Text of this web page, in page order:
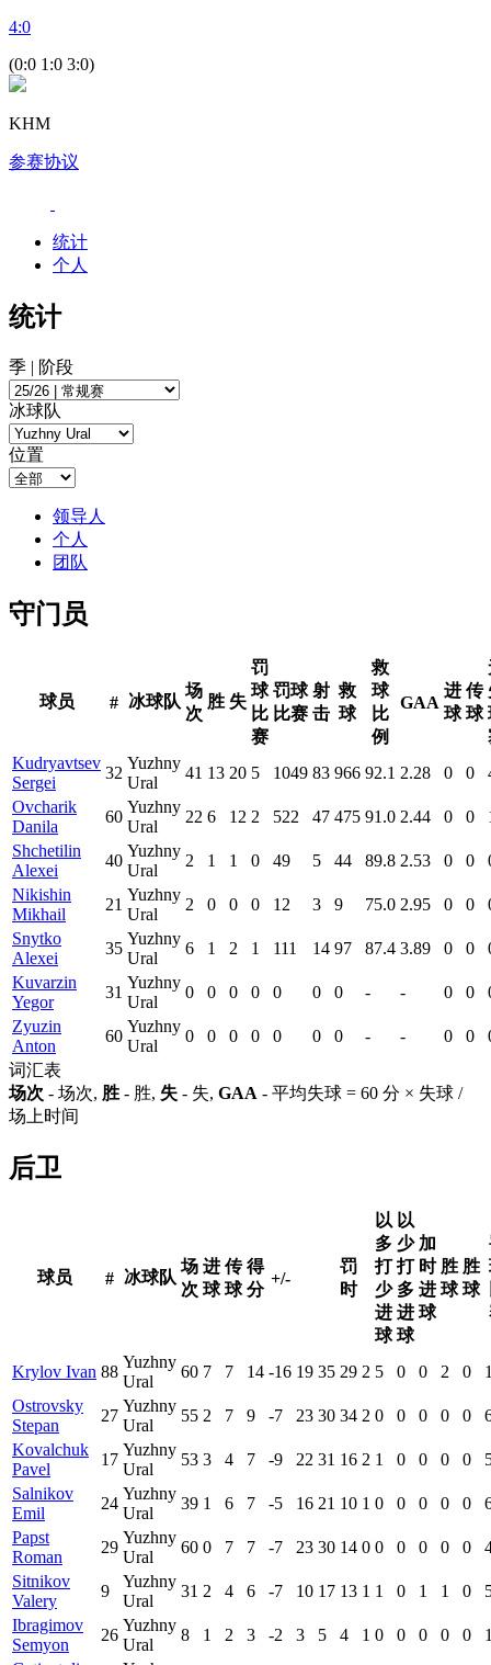
4:0
(0:0 1:0 3:0)
KHM
参赛协议
统计
个人
统计
季 | 阶段
冰球队
位置
领导人
个人
团队
守门员
球员 # 冰球队
场
次
胜 失
罚
球
比
赛
罚球
比赛
射
击
救
球
救
球
比
例
GAA
进
球
传
球
Kudryavtsev
Sergei
32
Yuzhny
Ural
41 13 20 5 1049 83 966 92.1 2.28 0 0
Ovcharik
Danila
60
Yuzhny
Ural
22 6 12 2 522 47 475 91.0 2.44 0 0
Shchetilin
Alexei
40
Yuzhny
Ural
2 1 1 0 49 5 44 89.8 2.53 0 0
Nikishin
Mikhail
21
Yuzhny
Ural
2 0 0 0 12 3 9 75.0 2.95 0 0
Snytko
Alexei
35
Yuzhny
Ural
6 1 2 1 111 14 97 87.4 3.89 0 0
Kuvarzin
Yegor
31
Yuzhny
Ural
0 0 0 0 0 0 0 - - 0 0
Zyuzin
Anton
60
Yuzhny
Ural
0 0 0 0 0 0 0 - - 0 0
词汇表
场次 - 场次, 胜 - 胜, 失 - 失, GAA - 平均失球 = 60 分 × 失球 /
场上时间
后卫
球员 # 冰球队
场
次
进
球
传
球
得
分
+/-
罚
时
以
多
打
少
进
球
以
少
打
多
进
球
加
时
进
球
胜
球
胜
球
Krylov Ivan 88
Yuzhny
Ural
60 7 7 14 -16 19 35 29 2 5 0 0 2 0
Ostrovsky
Stepan
27
Yuzhny
Ural
55 2 7 9 -7 23 30 34 2 0 0 0 0 0
Kovalchuk
Pavel
17
Yuzhny
Ural
53 3 4 7 -9 22 31 16 2 1 0 0 0 0
Salnikov
Emil
24
Yuzhny
Ural
39 1 6 7 -5 16 21 10 1 0 0 0 0 0
Papst
Roman
29
Yuzhny
Ural
60 0 7 7 -7 23 30 14 0 0 0 0 0 0
Sitnikov
Valery
9
Yuzhny
Ural
31 2 4 6 -7 10 17 13 1 1 0 1 1 0
Ibragimov
Semyon
26
Yuzhny
Ural
8 1 2 3 -2 3 5 4 1 0 0 0 0 0